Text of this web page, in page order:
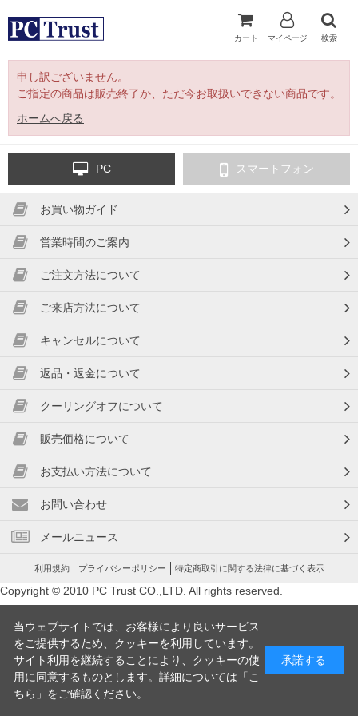
カート マイページ 検索
申し訳ございません。
ご指定の商品は販売終了か、ただ今お取扱いできない商品です。
ホームへ戻る
PC スマートフォン
お買い物ガイド
営業時間のご案内
ご注文方法について
ご来店方法について
キャンセルについて
返品・返金について
クーリングオフについて
販売価格について
お支払い方法について
お問い合わせ
メールニュース
利用規約 プライバシーポリシー 特定商取引に関する法律に基づく表示
Copyright © 2010 PC Trust CO.,LTD. All rights reserved.
当ウェブサイトでは、お客様により良いサービス
をご提供するため、クッキーを利用しています。
サイト利用を継続することにより、クッキーの使
用に同意するものとします。詳細については「 こ
ちら 」をご確認ください。
承諾する